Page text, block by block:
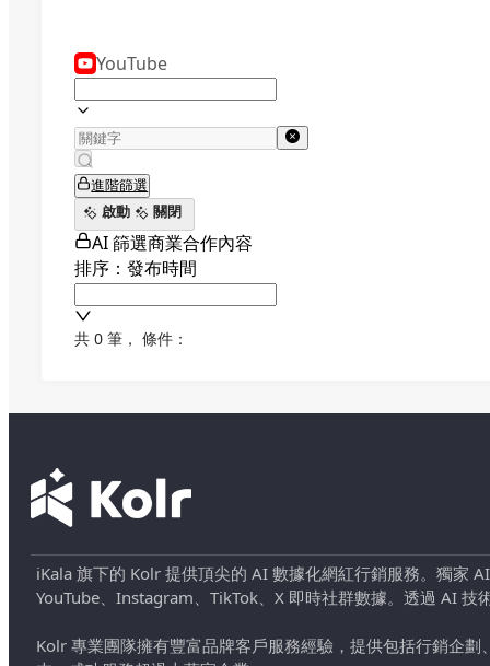
YouTube
進階篩選
啟動
關閉
AI 篩選商業合作內容
排序：發布時間
共 0 筆 ， 條件：
iKala 旗下的 Kolr 提供頂尖的 AI 數據化網紅行銷服務。獨家
YouTube、Instagram、TikTok、X 即時社群數據。透過 AI
Kolr 專業團隊擁有豐富品牌客戶服務經驗，提供包括行銷企